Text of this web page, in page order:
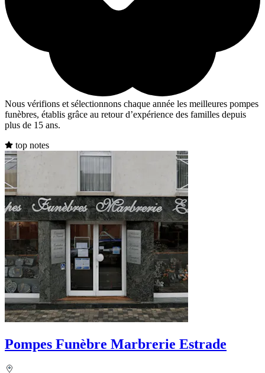
Nous vérifions et sélectionnons chaque année les meilleures pompes
funèbres, établis grâce au retour d’expérience des familles depuis
plus de 15 ans.
top notes
Pompes Funèbre Marbrerie Estrade